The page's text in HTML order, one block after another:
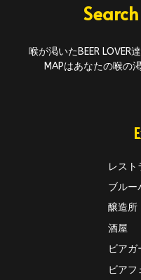
喉が渇いたBEER LOVER
MAPはあなたの喉の
レスト
ブルー
醸造所
酒屋
ビアガ
ビアフ